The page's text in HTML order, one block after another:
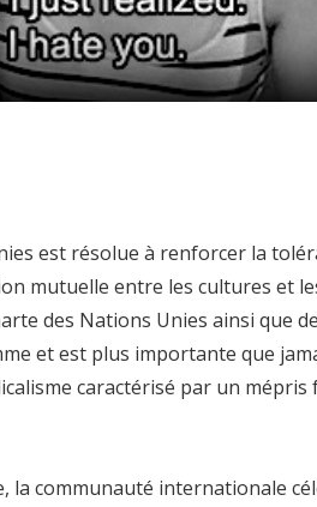
est résolue à renforcer la
mutuelle entre les cultures et
des Nations Unies ainsi que
et est plus importante que
caractérisé par un mépris
la communauté internationale